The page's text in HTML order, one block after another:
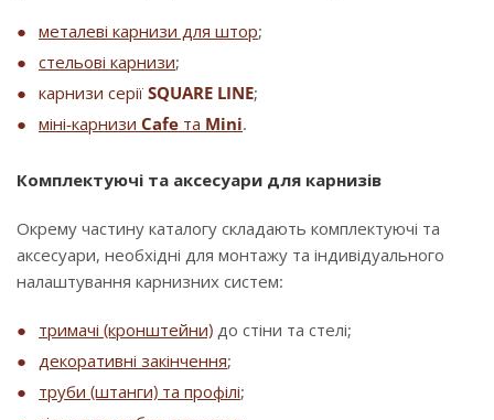
металеві карнизи для штор;
стельові карнизи;
карнизи серії SQUARE LINE;
міні-карнизи Cafe та Mini.
Комплектуючі та аксесуари для карнизів
Окрему частину каталогу складають комплектуючі та
аксесуари, необхідні для монтажу та індивідуального
налаштування карнизних систем:
тримачі (кронштейни) до стіни та стелі;
декоративні закінчення;
труби (штанги) та профілі;